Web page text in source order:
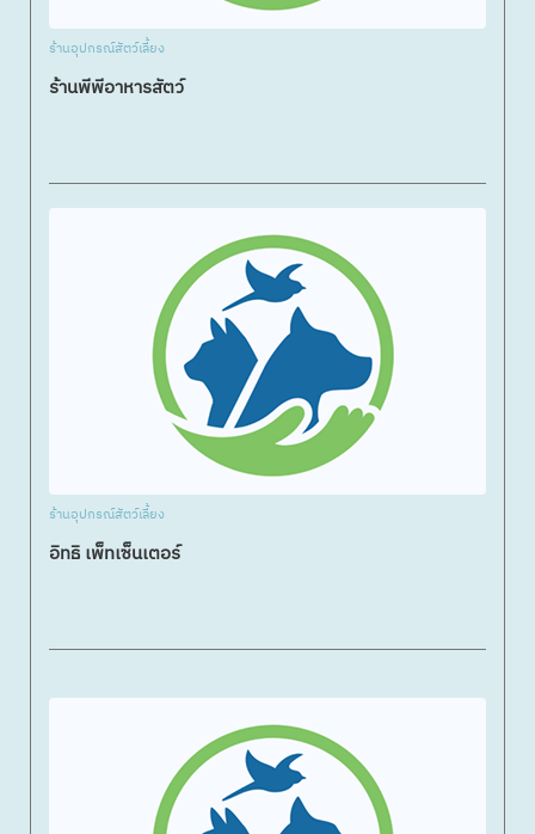
ร้านอุปกรณ์สัตว์เลี้ยง
ร้านพีพีอาหารสัตว์
ร้านอุปกรณ์สัตว์เลี้ยง
อิทธิ เพ็ทเซ็นเตอร์